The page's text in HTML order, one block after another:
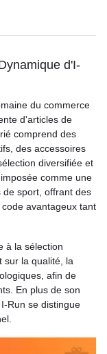
d'I-
du commerce
d'articles de
comprend des
des accessoires
diversifiée et
comme une
de sport, offrant des
avantageux tant
à la sélection
sur la qualité, la
afin de
En plus de son
Run se distingue